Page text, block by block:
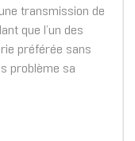
transmission de
que l’un des
préférée sans
problème sa